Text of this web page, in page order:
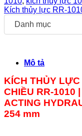
Kích thủy lực RR-
Danh mục
Mô tả
KÍCH THỦY
CHIỀU RR-1010
ACTING
254 mm